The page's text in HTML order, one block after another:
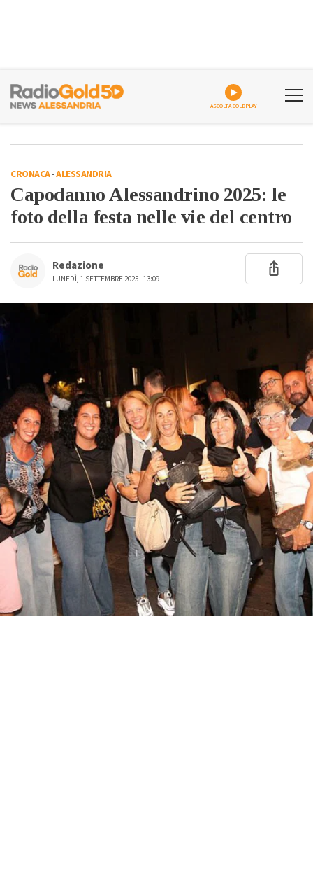
ASCOLTA GOLDPLAY
CRONACA-ALESSANDRIA
Capodanno Alessandrino 2025: le
foto della festa nelle vie del centro
Redazione
LUNEDÌ, 1 SETTEMBRE 2025 - 13:09